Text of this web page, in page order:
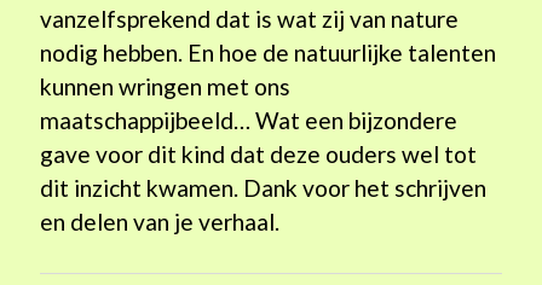
vanzelfsprekend dat is wat zij van nature
nodig hebben. En hoe de natuurlijke talenten
kunnen wringen met ons
maatschappijbeeld… Wat een bijzondere
gave voor dit kind dat deze ouders wel tot
dit inzicht kwamen. Dank voor het schrijven
en delen van je verhaal.